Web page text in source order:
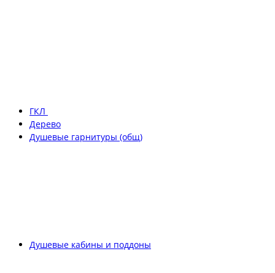
ГКЛ
Дерево
Душевые гарнитуры (общ)
Душевые кабины и поддоны